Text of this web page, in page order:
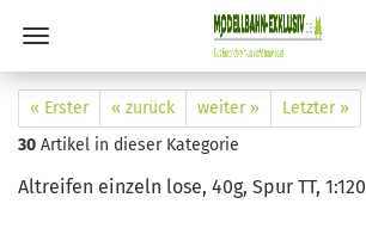
« Erster « zurück weiter »
Letzter »
30 Artikel in dieser Kategorie
Altreifen einzeln lose, 40g, Spur TT, 1:120